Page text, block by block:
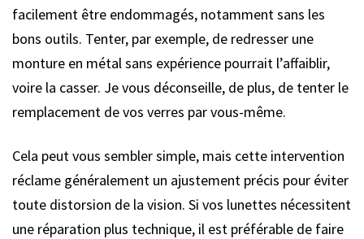
facilement être endommagés, notamment sans les
bons outils. Tenter, par exemple, de redresser une
monture en métal sans expérience pourrait l’affaiblir,
voire la casser. Je vous déconseille, de plus, de tenter le
remplacement de vos verres par vous-même.
Cela peut vous sembler simple, mais cette intervention
réclame généralement un ajustement précis pour éviter
toute distorsion de la vision. Si vos lunettes nécessitent
une réparation plus technique, il est préférable de faire